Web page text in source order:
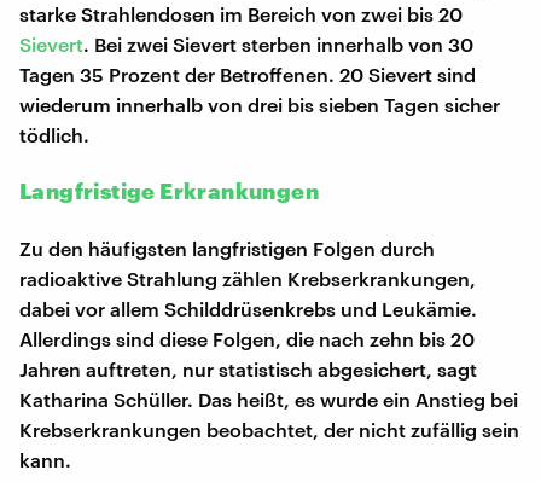
starke Strahlendosen im Bereich von zwei bis 20
Sievert. Bei zwei Sievert sterben innerhalb von 30
Tagen 35 Prozent der Betroffenen. 20 Sievert sind
wiederum innerhalb von drei bis sieben Tagen sicher
tödlich.
Langfristige Erkrankungen
Zu den häufigsten langfristigen Folgen durch
radioaktive Strahlung zählen Krebserkrankungen,
dabei vor allem Schilddrüsenkrebs und Leukämie.
Allerdings sind diese Folgen, die nach zehn bis 20
Jahren auftreten, nur statistisch abgesichert, sagt
Katharina Schüller. Das heißt, es wurde ein Anstieg bei
Krebserkrankungen beobachtet, der nicht zufällig sein
kann.